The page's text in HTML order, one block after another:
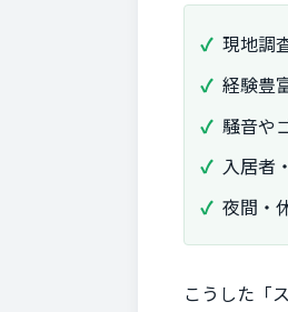
現地調
経験豊
騒音や
入居者
夜間・
こうした「